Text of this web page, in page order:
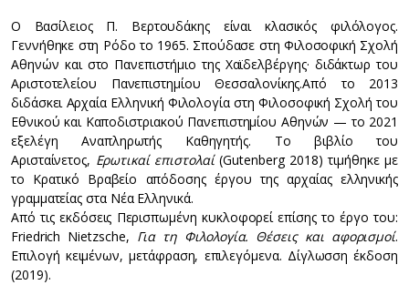
Ο Βασίλειος Π. Βερτουδάκης είναι κλασικός φιλόλογος.
Γεννήθηκε στη Ρόδο το 1965. Σπούδασε στη Φιλοσοφική Σχολή
Αθηνών και στο Πανεπιστήμιο της Χαϊδελβέργης· διδάκτωρ του
Αριστοτελείου Πανεπιστημίου Θεσσαλονίκης.Από το 2013
διδάσκει Αρχαία Ελληνική Φιλολογία στη Φιλοσοφική Σχολή του
Εθνικού και Καποδιστριακού Πανεπιστημίου Αθηνών — το 2021
εξελέγη Αναπληρωτής Καθηγητής. Το βιβλίο του
Αρισταίνετος, Ερωτικαί επιστολαί(Gutenberg 2018) τιμήθηκε με
το Κρατικό Βραβείο απόδοσης έργου της αρχαίας ελληνικής
γραμματείας στα Νέα Ελληνικά.
Από τις εκδόσεις Περισπωμένη κυκλοφορεί επίσης το έργο του:
Friedrich Nietzsche, Για τη Φιλολογία. Θέσεις και αφορισμοί.
Επιλογή κειμένων, μετάφραση, επιλεγόμενα. Δίγλωσση έκδοση
(2019).